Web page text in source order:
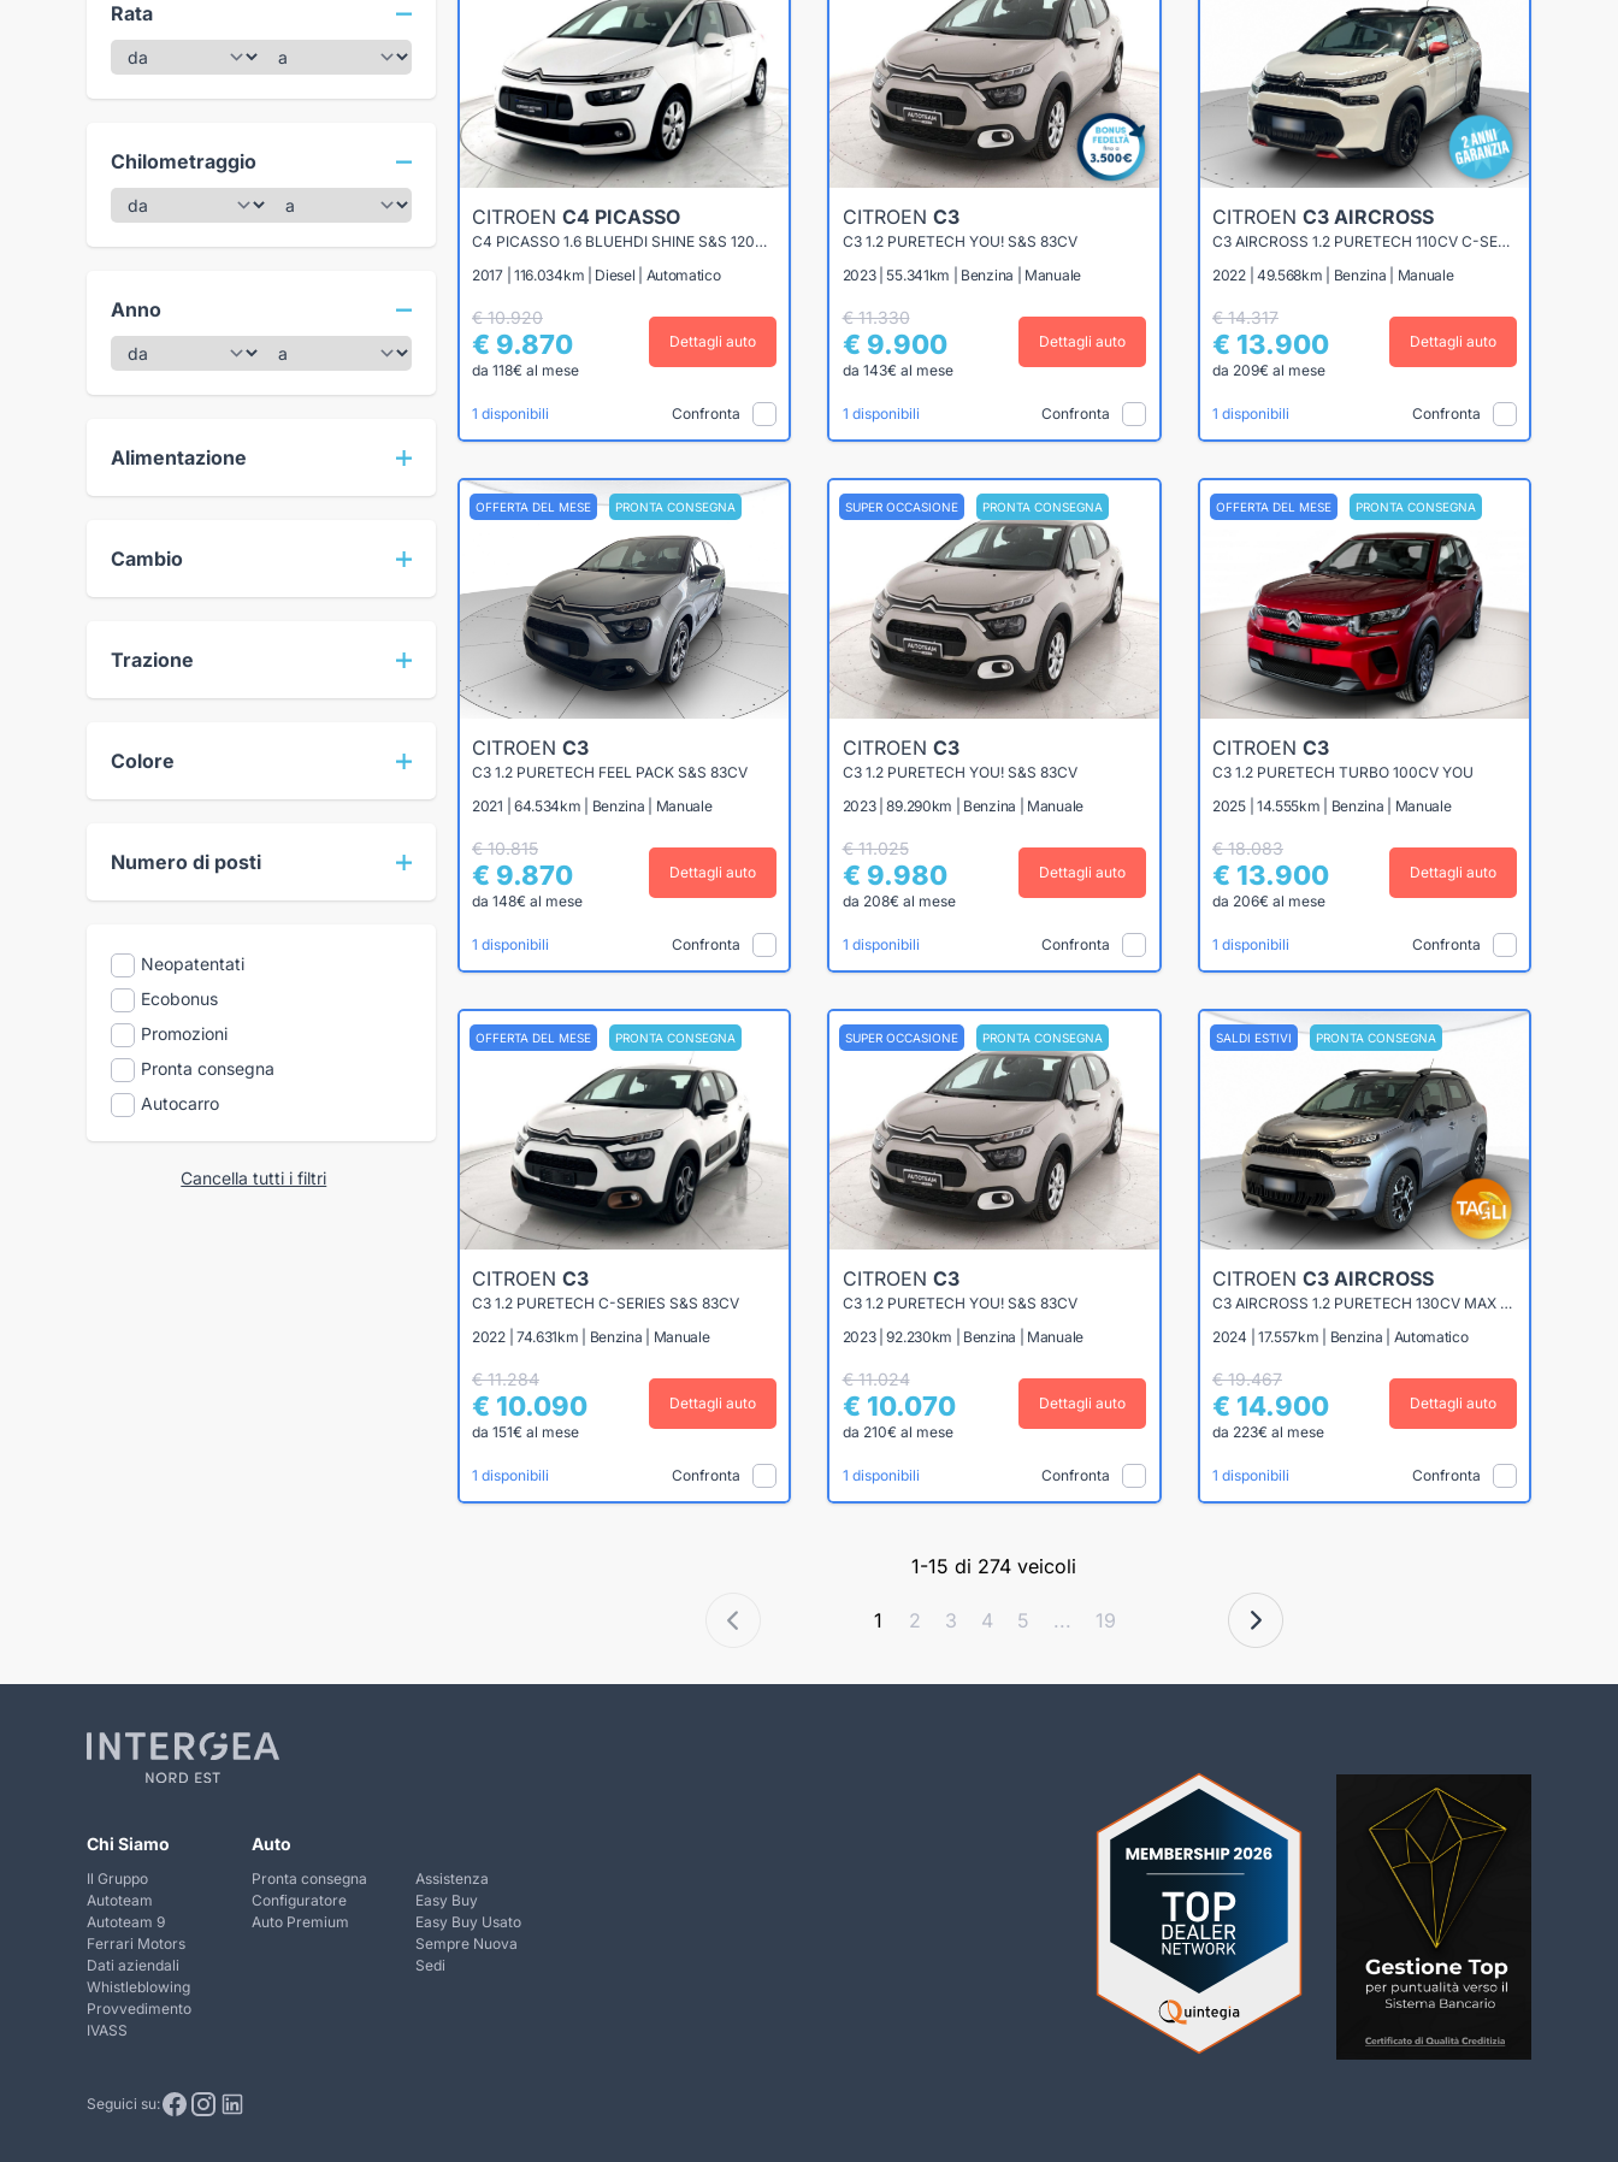
Rata
Chilometraggio
Anno
Alimentazione
Cambio
Trazione
Colore
Numero di posti
Neopatentati
Ecobonus
Promozioni
Pronta consegna
Autocarro
Cancella tutti i filtri
CITROEN C4 PICASSO
C4 PICASSO 1.6 BLUEHDI SHINE S&S 120CV EAT6
2017 | 116.034km | Diesel | Automatico
€ 10.920
€ 9.870
da 118€ al mese
Dettagli auto
1 disponibili Confronta
CITROEN C3
C3 1.2 PURETECH YOU! S&S 83CV
2023 | 55.341km | Benzina | Manuale
€ 11.330
€ 9.900
da 143€ al mese
Dettagli auto
1 disponibili Confronta
CITROEN C3 AIRCROSS
C3 AIRCROSS 1.2 PURETECH 110CV C-SERIES
2022 | 49.568km | Benzina | Manuale
€ 14.317
€ 13.900
da 209€ al mese
Dettagli auto
1 disponibili Confronta
OFFERTA DEL MESE PRONTA CONSEGNA
CITROEN C3
C3 1.2 PURETECH FEEL PACK S&S 83CV
2021 | 64.534km | Benzina | Manuale
€ 10.815
€ 9.870
da 148€ al mese
Dettagli auto
1 disponibili Confronta
SUPER OCCASIONE PRONTA CONSEGNA
CITROEN C3
C3 1.2 PURETECH YOU! S&S 83CV
2023 | 89.290km | Benzina | Manuale
€ 11.025
€ 9.980
da 208€ al mese
Dettagli auto
1 disponibili Confronta
OFFERTA DEL MESE PRONTA CONSEGNA
CITROEN C3
C3 1.2 PURETECH TURBO 100CV YOU
2025 | 14.555km | Benzina | Manuale
€ 18.083
€ 13.900
da 206€ al mese
Dettagli auto
1 disponibili Confronta
OFFERTA DEL MESE PRONTA CONSEGNA
CITROEN C3
C3 1.2 PURETECH C-SERIES S&S 83CV
2022 | 74.631km | Benzina | Manuale
€ 11.284
€ 10.090
da 151€ al mese
Dettagli auto
1 disponibili Confronta
SUPER OCCASIONE PRONTA CONSEGNA
CITROEN C3
C3 1.2 PURETECH YOU! S&S 83CV
2023 | 92.230km | Benzina | Manuale
€ 11.024
€ 10.070
da 210€ al mese
Dettagli auto
1 disponibili Confronta
SALDI ESTIVI PRONTA CONSEGNA
CITROEN C3 AIRCROSS
C3 AIRCROSS 1.2 PURETECH 130CV MAX EAT6
2024 | 17.557km | Benzina | Automatico
€ 19.467
€ 14.900
da 223€ al mese
Dettagli auto
1 disponibili Confronta
1-15 di 274 veicoli
1 2 3 4 5 ... 19
Chi Siamo
Il Gruppo
Autoteam
Autoteam 9
Ferrari Motors
Dati aziendali
Whistleblowing
Provvedimento
IVASS
Auto
Pronta consegna
Configuratore
Auto Premium
Assistenza
Easy Buy
Easy Buy Usato
Sempre Nuova
Sedi
Seguici su: